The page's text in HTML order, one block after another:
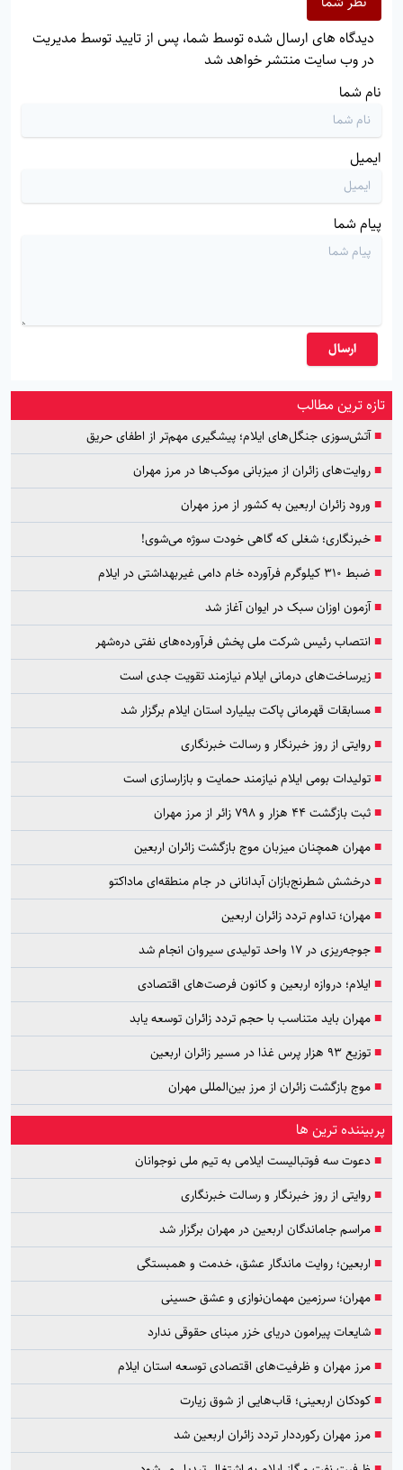
دیدگاه های ارسال شده توسط شما، پس از تایید توسط مدیریت
در وب سایت منتشر خواهد شد
نام شما
ایمیل
پیام شما
ارسال
تازه ترین مطالب
■آتش‌سوزی جنگل‌های ایلام؛ پیشگیری مهم‌تر از اطفای حریق
■روایت‌های زائران از میزبانی موکب‌ها در مرز مهران
■ ورود زائران اربعین به کشور از مرز مهران
■خبرنگاری؛ شغلی که گاهی خودت سوژه می‌شوی!
■ ضبط ۳۱۰ کیلوگرم فرآورده خام دامی غیربهداشتی در ایلام
■آزمون اوزان سبک در ایوان آغاز شد
■ انتصاب رئیس شرکت ملی پخش فرآورده‌های نفتی دره‌شهر
■زیرساخت‌های درمانی ایلام نیازمند تقویت جدی است
■مسابقات قهرمانی پاکت بیلیارد استان ایلام برگزار شد
■روایتی از روز خبرنگار و رسالت خبرنگاری
■تولیدات بومی ایلام نیازمند حمایت و بازارسازی است
■ثبت بازگشت ۴۴ هزار و ۷۹۸ زائر از مرز مهران
■مهران همچنان میزبان موج بازگشت زائران اربعین
■درخشش شطرنج‌بازان آبدانانی در جام منطقه‌ای ماداکتو
■مهران؛ تداوم تردد زائران اربعین
■جوجه‌ریزی در ۱۷ واحد تولیدی سیروان انجام شد
■ ایلام؛ دروازه اربعین و کانون فرصت‌های اقتصادی
■مهران باید متناسب با حجم تردد زائران توسعه یابد
■توزیع ۹۳ هزار پرس غذا در مسیر زائران اربعین
■موج بازگشت زائران از مرز بین‌المللی مهران
پربیننده ترین ها
■دعوت سه فوتبالیست ایلامی به تیم ملی نوجوانان
■روایتی از روز خبرنگار و رسالت خبرنگاری
■مراسم جاماندگان اربعین در مهران برگزار شد
■ اربعین؛ روایت ماندگار عشق، خدمت و همبستگی
■مهران؛ سرزمین مهمان‌نوازی و عشق حسینی
■شایعات پیرامون دریای خزر مبنای حقوقی ندارد
■مرز مهران و ظرفیت‌های اقتصادی توسعه استان ایلام
■کودکان اربعینی؛ قاب‌هایی از شوق زیارت
■مرز مهران رکورددار تردد زائران اربعین شد